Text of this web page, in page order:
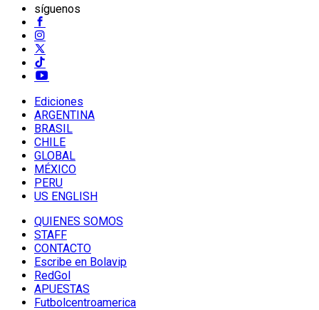
síguenos
Ediciones
ARGENTINA
BRASIL
CHILE
GLOBAL
MÉXICO
PERU
US ENGLISH
QUIENES SOMOS
STAFF
CONTACTO
Escribe en Bolavip
RedGol
APUESTAS
Futbolcentroamerica